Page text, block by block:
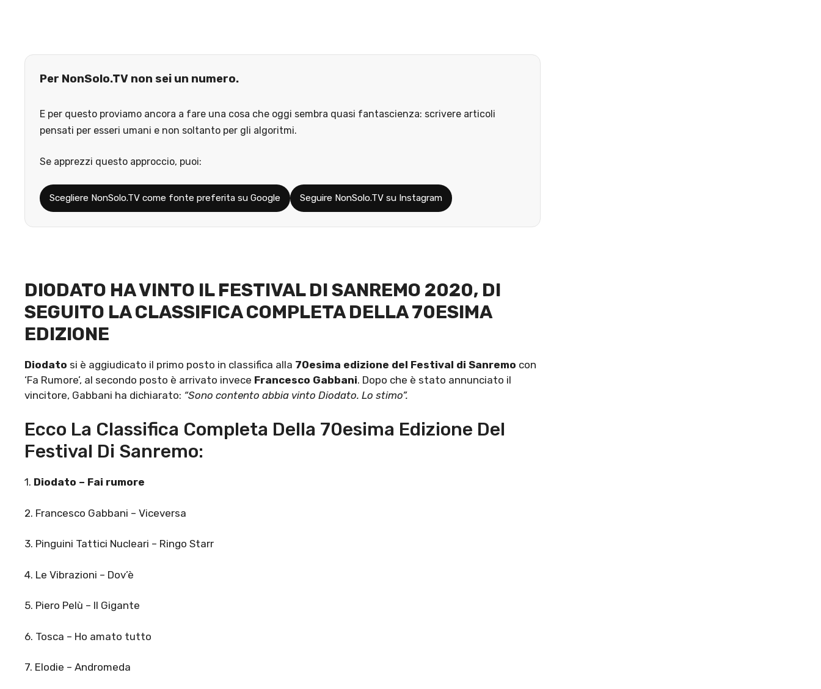
Per NonSolo.TV non sei un numero.
E per questo proviamo ancora a fare una cosa che oggi sembra quasi fantascienza: scrivere articoli
pensati per esseri umani e non soltanto per gli algoritmi.
Se apprezzi questo approccio, puoi:
Scegliere NonSolo.TV come fonte preferita su Google Seguire NonSolo.TV su Instagram
DIODATO HA VINTO IL FESTIVAL DI SANREMO 2020, DI
SEGUITO LA CLASSIFICA COMPLETA DELLA 70ESIMA
EDIZIONE
Diodato si è aggiudicato il primo posto in classifica alla 70esima edizione del Festival di Sanremo con
‘Fa Rumore’, al secondo posto è arrivato invece Francesco Gabbani. Dopo che è stato annunciato il
vincitore, Gabbani ha dichiarato: “Sono contento abbia vinto Diodato. Lo stimo”.
Ecco La Classifica Completa Della 70esima Edizione Del
Festival Di Sanremo:
1. Diodato – Fai rumore
2. Francesco Gabbani – Viceversa
3. Pinguini Tattici Nucleari – Ringo Starr
4. Le Vibrazioni – Dov’è
5. Piero Pelù – Il Gigante
6. Tosca – Ho amato tutto
7. Elodie – Andromeda